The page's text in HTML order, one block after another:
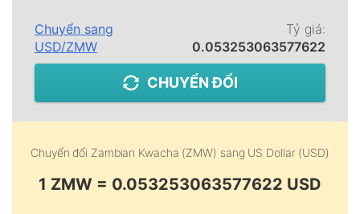
Chuyển sang
USD/ZMW
Tỷ giá:
0.053253063577622
CHUYỂN ĐỔI
Chuyển đổi Zambian Kwacha (ZMW) sang US Dollar (USD)
1 ZMW = 0.053253063577622 USD